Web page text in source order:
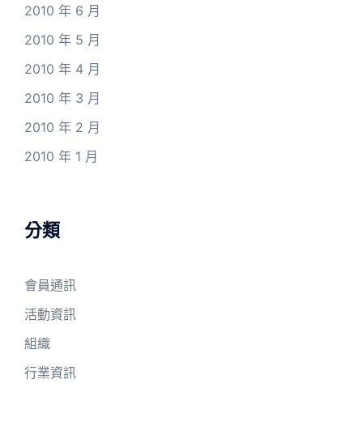
2010 年 6 月
2010 年 5 月
2010 年 4 月
2010 年 3 月
2010 年 2 月
2010 年 1 月
分類
會員通訊
活動資訊
組織
行業資訊